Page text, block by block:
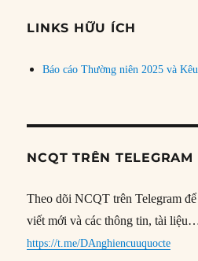
đề
LINKS HỮU ÍCH
Báo cáo Thường niên 2025 và
NCQT TRÊN TELEGRAM
Theo dõi NCQT trên Telegram
viết mới và các thông tin, tài
https://t.me/DAnghiencuuquocte